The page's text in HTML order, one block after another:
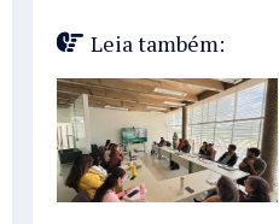
Leia também: